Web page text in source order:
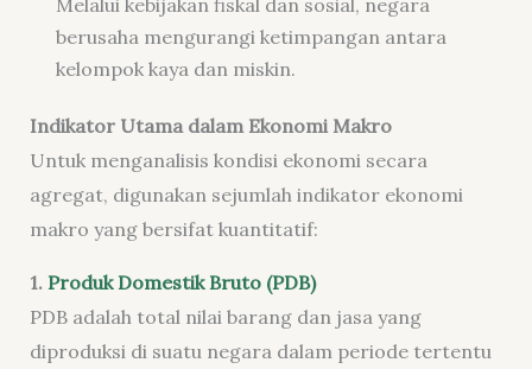
Melalui kebijakan fiskal dan sosial, negara
berusaha mengurangi ketimpangan antara
kelompok kaya dan miskin.
Indikator Utama dalam Ekonomi Makro
Untuk menganalisis kondisi ekonomi secara
agregat, digunakan sejumlah indikator ekonomi
makro yang bersifat kuantitatif:
1. Produk Domestik Bruto (PDB)
PDB adalah total nilai barang dan jasa yang
diproduksi di suatu negara dalam periode tertentu